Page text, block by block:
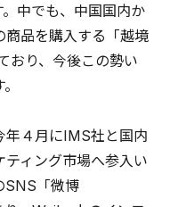
中でも、中国国内か
商品を購入する「越境
おり、今後この勢い
年４月にIMS社と国内
ィング市場へ参入い
SNS「微博